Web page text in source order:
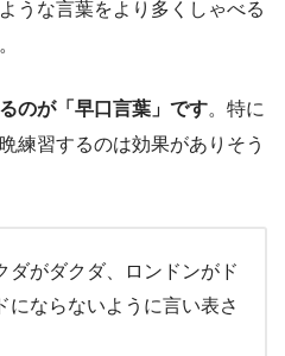
うな言葉をより多くしゃべる
のが「早口言葉」です。特に
練習するのは効果がありそう
ダがダクダ、ロンドンがド
にならないように言い表さ